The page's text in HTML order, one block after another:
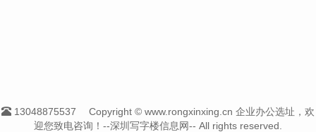
13048875537
Copyright © www.rongxinxing.cn 企业办公选址，欢
迎您致电咨询！--深圳写字楼信息网-- All rights reserved.